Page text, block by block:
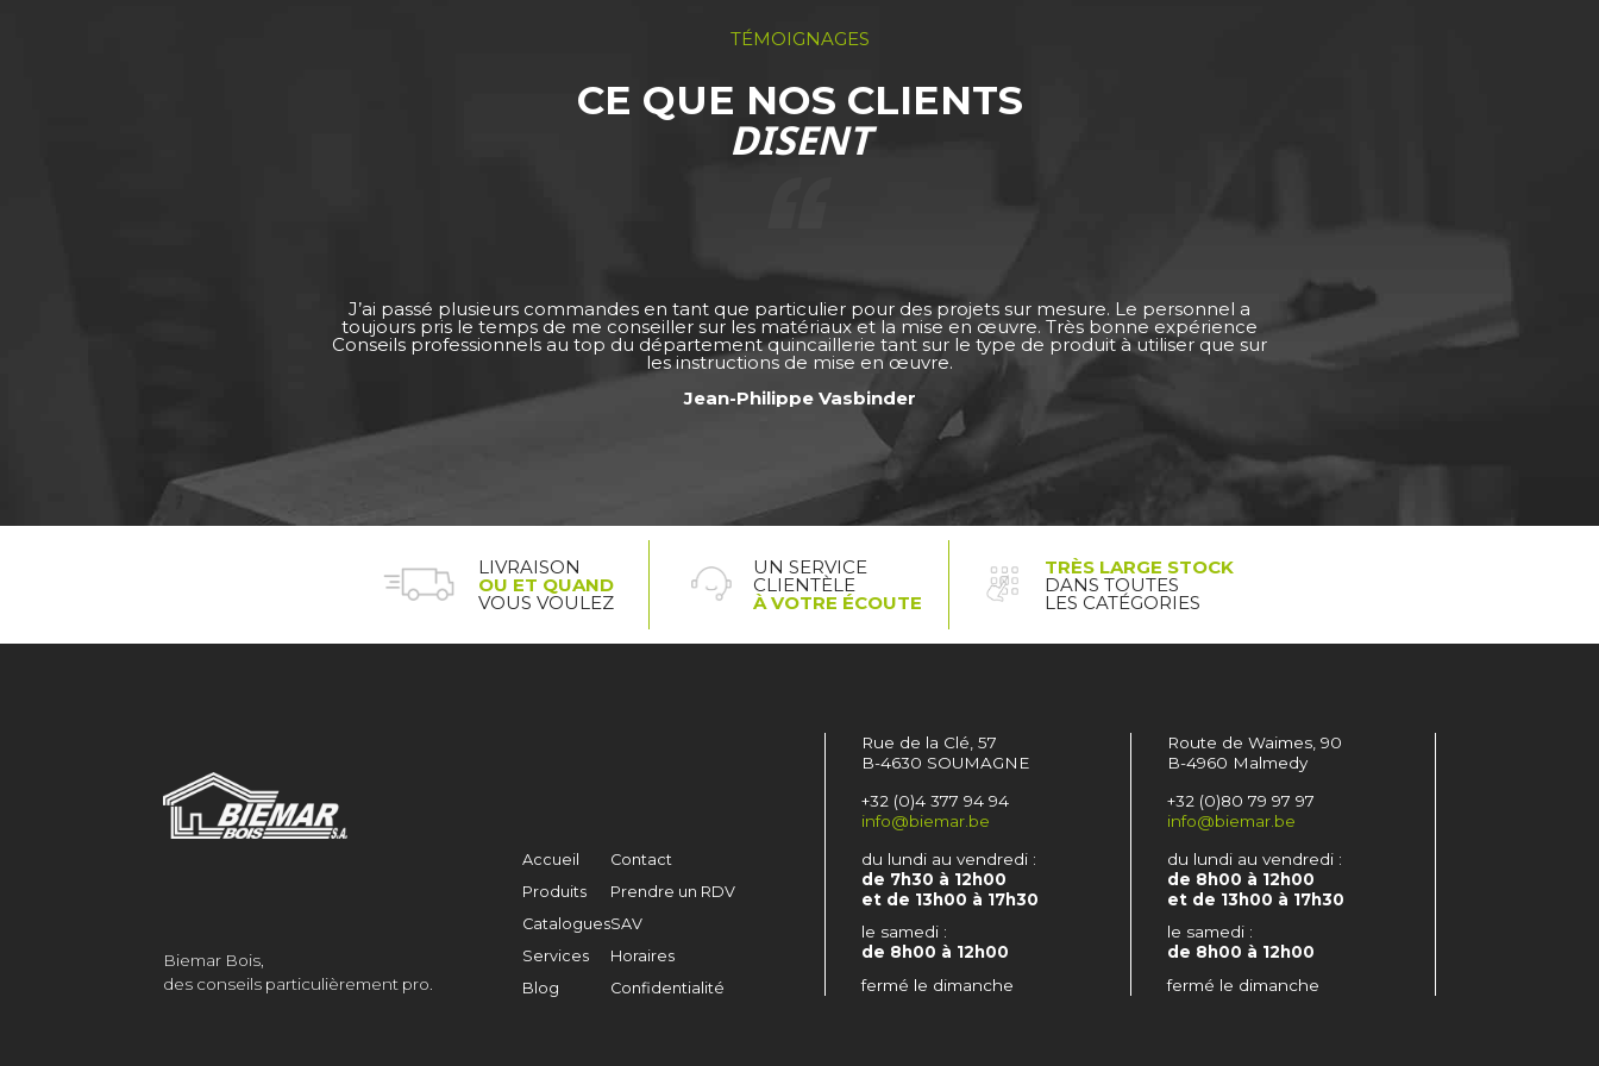
TÉMOIGNAGES
CE QUE NOS CLIENTS
DISENT
J’ai passé plusieurs commandes en tant que particulier pour des projets sur mesure. Le personnel a
toujours pris le temps de me conseiller sur les matériaux et la mise en œuvre. Très bonne expérience
Conseils professionnels au top du département quincaillerie tant sur le type de produit à utiliser que sur
les instructions de mise en œuvre.
Jean-Philippe Vasbinder
LIVRAISON
OU ET QUAND
VOUS VOULEZ
UN SERVICE
CLIENTÈLE
À VOTRE ÉCOUTE
TRÈS LARGE STOCK
DANS TOUTES
LES CATÉGORIES
Biemar Bois,
des conseils particulièrement pro.
Accueil
Produits
Catalogues
Services
Blog
Contact
Prendre un RDV
SAV
Horaires
Confidentialité
Rue de la Clé, 57
B-4630 SOUMAGNE
+32 (0)4 377 94 94
info@biemar.be
du lundi au vendredi :
de 7h30 à 12h00
et de 13h00 à 17h30
le samedi :
de 8h00 à 12h00
fermé le dimanche
Route de Waimes, 90
B-4960 Malmedy
+32 (0)80 79 97 97
info@biemar.be
du lundi au vendredi :
de 8h00 à 12h00
et de 13h00 à 17h30
le samedi :
de 8h00 à 12h00
fermé le dimanche